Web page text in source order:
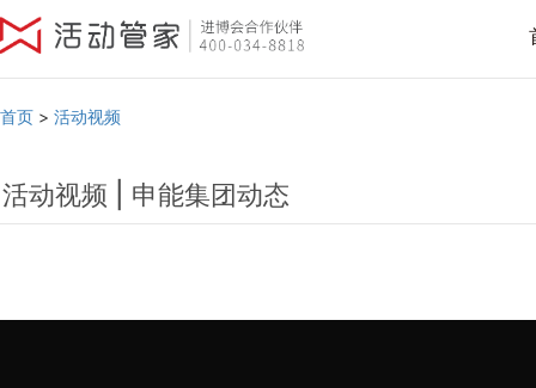
首页 > 活动视频
活动视频 | 申能集团动态